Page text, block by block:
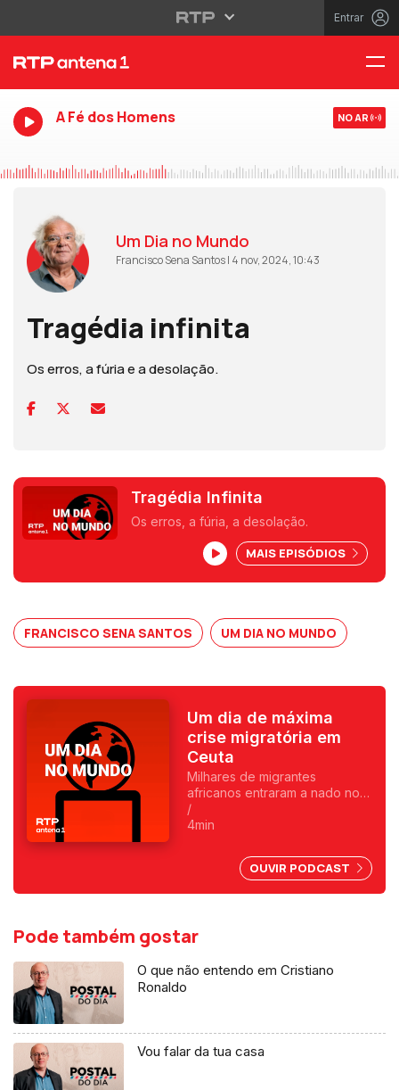
Entrar
A Fé dos Homens NO AR
Um Dia no Mundo
Francisco Sena Santos | 4 nov, 2024, 10:43
Tragédia infinita
Os erros, a fúria e a desolação.
Tragédia Infinita
Os erros, a fúria, a desolação.
MAIS EPISÓDIOS
FRANCISCO SENA SANTOS UM DIA NO MUNDO
Um dia de máxima
crise migratória em
Ceuta
Milhares de migrantes
africanos entraram a nado no
enclave espanhol. Fica
exposta uma chantagem
Ocidental. Uma crónica de
Francisco Sena Santos.
/
4min
OUVIR PODCAST
Pode também gostar
O que não entendo em Cristiano
Ronaldo
Vou falar da tua casa